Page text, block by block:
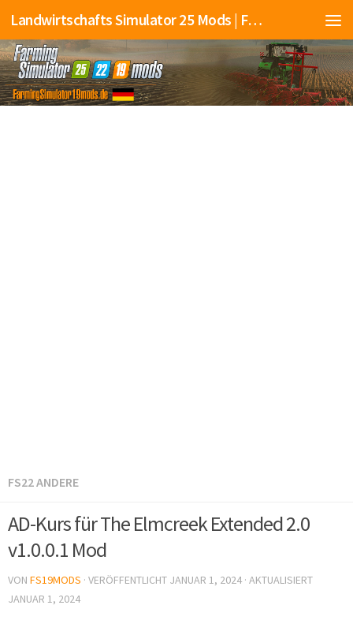
Landwirtschafts Simulator 25 Mods | Farming Simulator 25 Mods | FS25 Mods
FS22 ANDERE
AD-Kurs für The Elmcreek Extended 2.0
v1.0.0.1 Mod
VON FS19MODS · VERÖFFENTLICHT JANUAR 1, 2024 · AKTUALISIERT
JANUAR 1, 2024